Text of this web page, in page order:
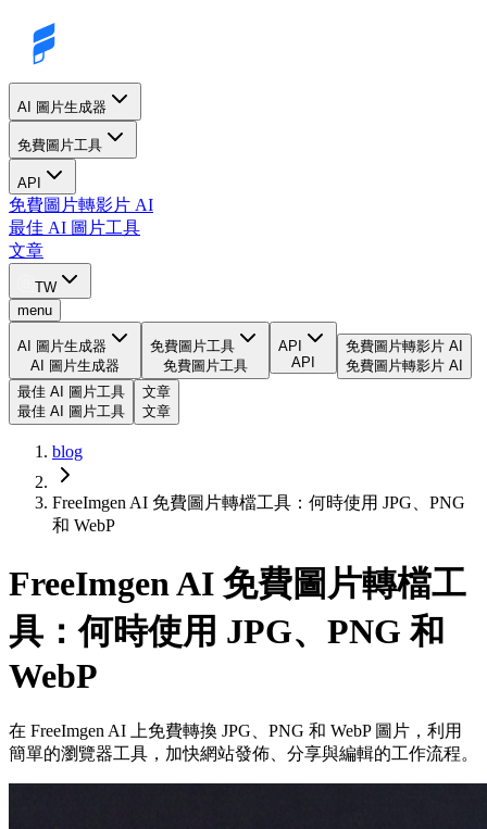
AI 圖片生成器
免費圖片工具
API
免費圖片轉影片 AI
最佳 AI 圖片工具
文章
TW
menu
AI 圖片生成器
AI 圖片生成器
免費圖片工具
免費圖片工具
API
API
免費圖片轉影片 AI
免費圖片轉影片 AI
最佳 AI 圖片工具
最佳 AI 圖片工具
文章
文章
blog
FreeImgen AI 免費圖片轉檔工具：何時使用 JPG、PNG
和 WebP
FreeImgen AI 免費圖片轉檔工
具：何時使用 JPG、PNG 和
WebP
在 FreeImgen AI 上免費轉換 JPG、PNG 和 WebP 圖片，利用
簡單的瀏覽器工具，加快網站發佈、分享與編輯的工作流程。